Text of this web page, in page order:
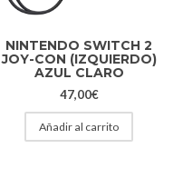
NINTENDO SWITCH 2
JOY-CON (IZQUIERDO)
AZUL CLARO
47,00€
Añadir al carrito